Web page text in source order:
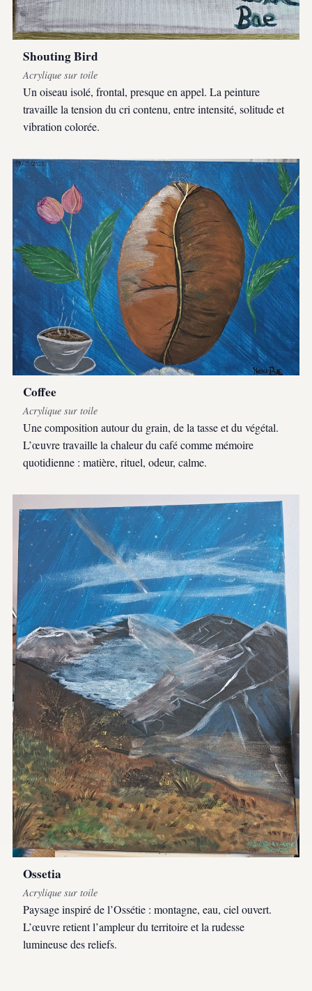
Shouting Bird
Acrylique sur toile
Un oiseau isolé, frontal, presque en appel. La peinture
travaille la tension du cri contenu, entre intensité, solitude et
vibration colorée.
Coffee
Acrylique sur toile
Une composition autour du grain, de la tasse et du végétal.
L’œuvre travaille la chaleur du café comme mémoire
quotidienne : matière, rituel, odeur, calme.
Ossetia
Acrylique sur toile
Paysage inspiré de l’Ossétie : montagne, eau, ciel ouvert.
L’œuvre retient l’ampleur du territoire et la rudesse
lumineuse des reliefs.